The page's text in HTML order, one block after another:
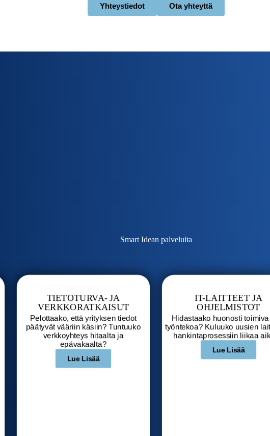
Yhteystiedot Ota yhteyttä
Smart Idean palveluita
TIETOTURVA- JA
VERKKORATKAISUT
Pelottaako, että yrityksen tiedot
päätyvät vääriin käsiin? Tuntuuko
verkkoyhteys hitaalta ja
epävakaalta?
Lue Lisää
IT-LAITTEET JA
OHJELMISTOT
Hidastaako huonosti
työntekoa? Kuluuko uusien
hankintaprosessiin liikaa
Lue Lisää